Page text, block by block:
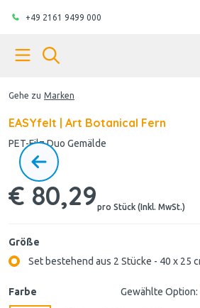
+49 2161 9499 000
Gehe zu Marken
EASYfelt | Art Botanical Fern
PET-Filz Duo Gemälde
€ 80,29pro Stück (Inkl. MwSt.)
Größe
Set bestehend aus 2 Stücke - 40 x 25
Farbe Gewählte